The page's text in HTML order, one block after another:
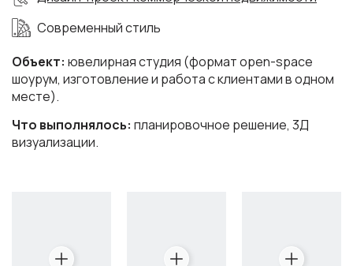
Объект: ювелирная студия (формат оpen-space
шоурум, изготовление и работа с клиентами в одном
месте).
Что выполнялось: планировочное решение, 3Д
визуализации.
Современный стиль